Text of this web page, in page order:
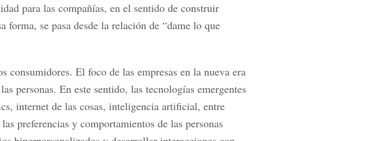
para las compañías, en el sentido de construir
forma, se pasa desde la relación de “dame lo que
El foco de las empresas en la nueva era
personas. En este sentido, las tecnologías emergentes
internet de las cosas, inteligencia artificial, entre
preferencias y comportamientos de las personas